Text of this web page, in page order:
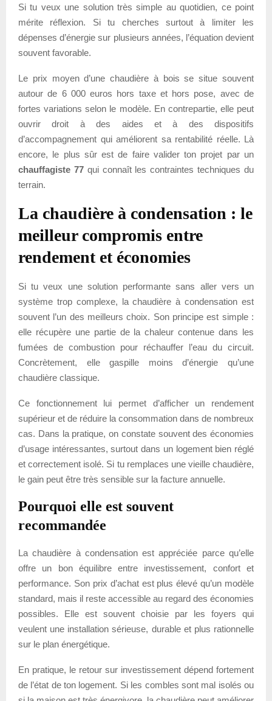
Si tu veux une solution très simple au quotidien, ce point
mérite réflexion. Si tu cherches surtout à limiter les
dépenses d’énergie sur plusieurs années, l’équation devient
souvent favorable.
Le prix moyen d’une chaudière à bois se situe souvent
autour de 6 000 euros hors taxe et hors pose, avec de
fortes variations selon le modèle. En contrepartie, elle peut
ouvrir droit à des aides et à des dispositifs
d’accompagnement qui améliorent sa rentabilité réelle. Là
encore, le plus sûr est de faire valider ton projet par un
chauffagiste 77qui connaît les contraintes techniques du
terrain.
La chaudière à condensation : le
meilleur compromis entre
rendement et économies
Si tu veux une solution performante sans aller vers un
système trop complexe, la chaudière à condensation est
souvent l’un des meilleurs choix. Son principe est simple :
elle récupère une partie de la chaleur contenue dans les
fumées de combustion pour réchauffer l’eau du circuit.
Concrètement, elle gaspille moins d’énergie qu’une
chaudière classique.
Ce fonctionnement lui permet d’afficher un rendement
supérieur et de réduire la consommation dans de nombreux
cas. Dans la pratique, on constate souvent des économies
d’usage intéressantes, surtout dans un logement bien réglé
et correctement isolé. Si tu remplaces une vieille chaudière,
le gain peut être très sensible sur la facture annuelle.
Pourquoi elle est souvent
recommandée
La chaudière à condensation est appréciée parce qu’elle
offre un bon équilibre entre investissement, confort et
performance. Son prix d’achat est plus élevé qu’un modèle
standard, mais il reste accessible au regard des économies
possibles. Elle est souvent choisie par les foyers qui
veulent une installation sérieuse, durable et plus rationnelle
sur le plan énergétique.
En pratique, le retour sur investissement dépend fortement
de l’état de ton logement. Si les combles sont mal isolés ou